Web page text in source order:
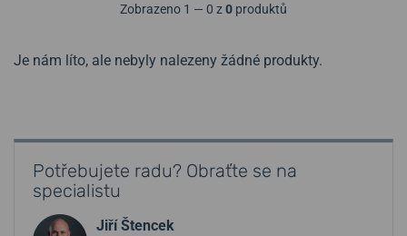
Zobrazeno 1 — 0 z0 produktů
Je nám líto, ale nebyly nalezeny žádné produkty.
Potřebujete radu? Obraťte se na
specialistu
Jiří Štencek